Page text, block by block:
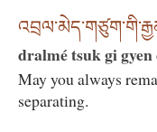
dralmé tsuk gi
May you always
separating.